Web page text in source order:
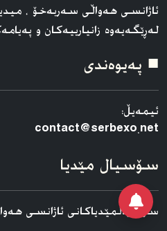
ئاژانسی هه‌واڵی سه‌ربه‌خۆ ،
لەڕێگەیەوە زانیارییەکان و
■ په‌یوه‌ندی
ئیمەیڵ:
contact@serbexo.net
سۆسیال مێدیا
سۆسیالمێدیاکانی ئاژانسی